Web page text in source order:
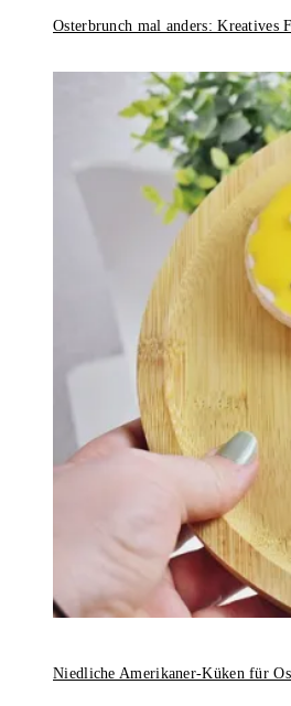
Osterbrunch mal anders: Kreatives
Niedliche Amerikaner-Küken für